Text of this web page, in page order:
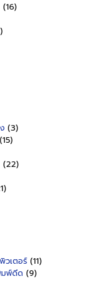
(16)
(3)
(15)
(22)
เตอร์ (11)
มพ์ดีด (9)